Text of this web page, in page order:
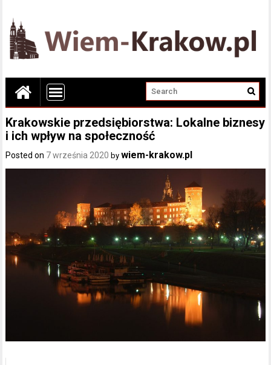
Krakowskie przedsiębiorstwa: Lokalne biznesy
i ich wpływ na społeczność
Posted on 7 września 2020 bywiem-krakow.pl